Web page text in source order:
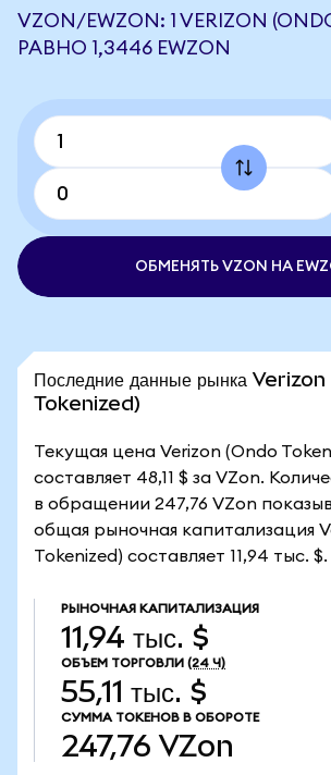
VZON/EWZON: 1 VERIZON
РАВНО 1,3446 EWZON
ОБМЕНЯТЬ VZON НА
Последние данные рынка
Tokenized)
Текущая цена Verizon (Ondo
составляет 48,11 $ за VZon.
в обращении 247,76 VZon
общая рыночная капитализация
Tokenized) составляет 11,94 тыс. $.
РЫНОЧНАЯ КАПИТАЛИЗАЦИЯ
11,94 тыс. $
ОБЪЕМ ТОРГОВЛИ (24 Ч)
55,11 тыс. $
СУММА ТОКЕНОВ В ОБОРОТЕ
247,76 VZon